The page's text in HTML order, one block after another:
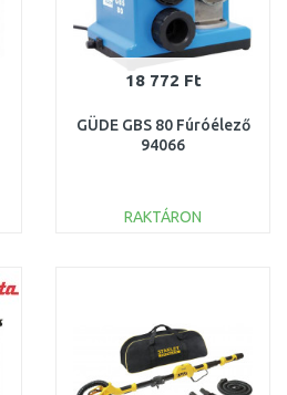
18 772 Ft
GÜDE GBS 80 Fúróélező
94066
RAKTÁRON